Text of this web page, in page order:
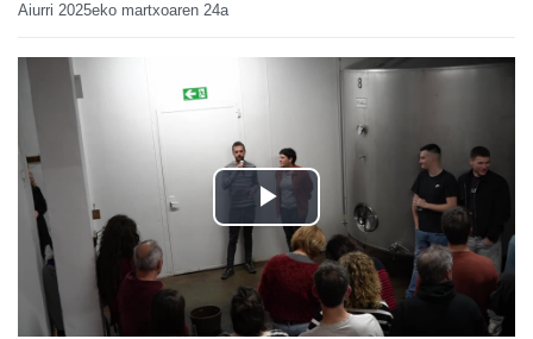
Aiurri 2025eko martxoaren 24a